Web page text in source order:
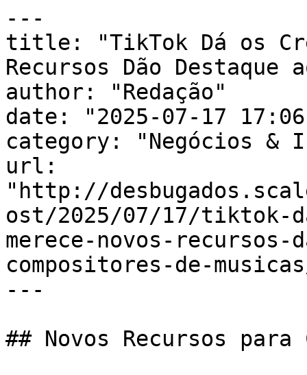
---
title: "TikTok Dá os
Recursos Dão Destaque
author: "Redação"
date: "2025-07-17
category: "Negócios &
url:
"http://
ost/2025/07/17/tiktok-
merece-novos-recursos-
compositores-de-
---
## Novos Recursos